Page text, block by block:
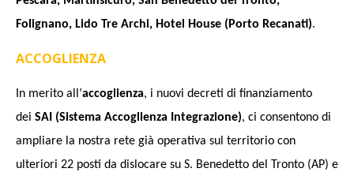
Folignano, Lido Tre Archi, Hotel House (Porto Recanati).
ACCOGLIENZA
In merito all’accoglienza, i nuovi decreti di finanziamento
dei SAI (Sistema Accoglienza Integrazione), ci consentono di
ampliare la nostra rete già operativa sul territorio con
ulteriori 22 posti da dislocare su S. Benedetto del Tronto (AP) e